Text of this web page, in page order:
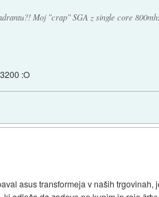
Moj "crap" SGA z single core
:O
asus transformeja v naših trgovinah,